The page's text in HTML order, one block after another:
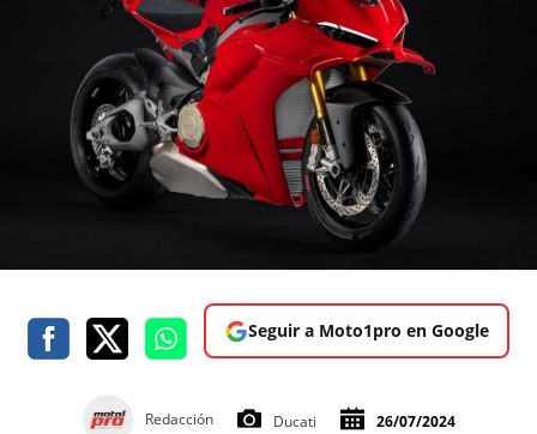
Seguir a Moto1pro en Google
Redacción Ducati 26/07/2024